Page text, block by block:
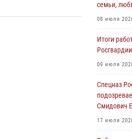
01 августа
воинов,
1914-1918
01 августа
Внесены
31 июля
семьи,
08 июля
Итоги
09 июля
Спецназ
Смидович
17 июля